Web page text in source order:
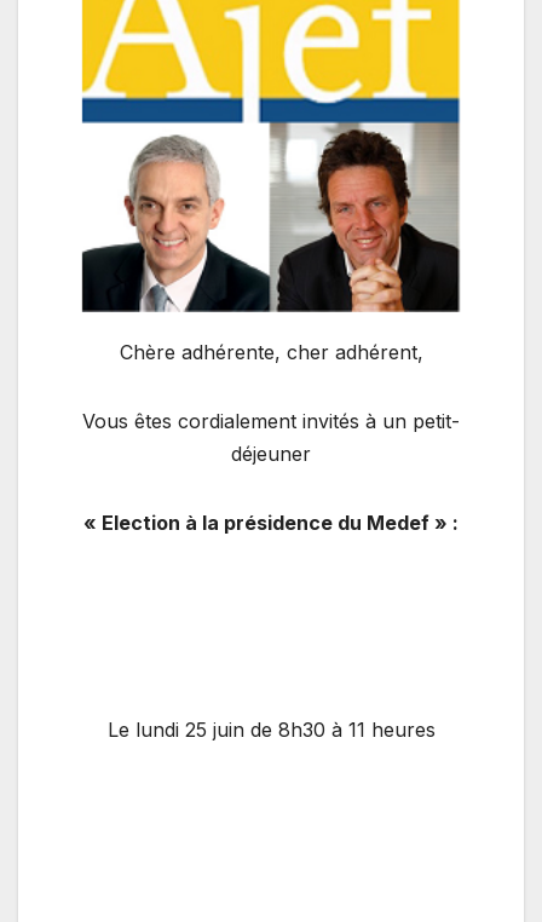
Chère adhérente, cher adhérent,
Vous êtes cordialement invités à un petit-
déjeuner
« Election à la présidence du Medef » :
Le lundi 25 juin de 8h30 à 11 heures